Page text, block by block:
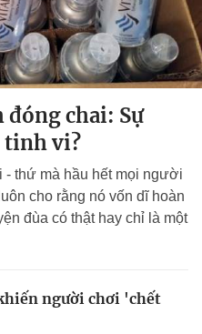
đóng chai: Sự
tinh vi?
- thứ mà hầu hết mọi người
cho rằng nó vốn dĩ hoàn
đùa có thật hay chỉ là một
người chơi 'chết